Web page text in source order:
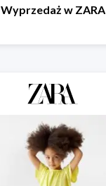
Wyprzedaż w ZARA